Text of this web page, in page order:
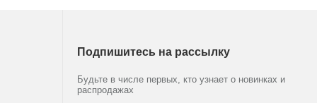
Подпишитесь на рассылку
Будьте в числе первых, кто узнает о новинках и
распродажах